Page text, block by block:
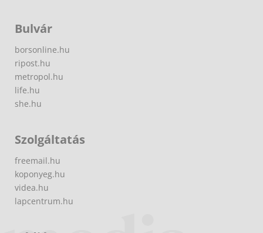
Bulvár
borsonline.hu
ripost.hu
metropol.hu
life.hu
she.hu
Szolgáltatás
freemail.hu
koponyeg.hu
videa.hu
lapcentrum.hu